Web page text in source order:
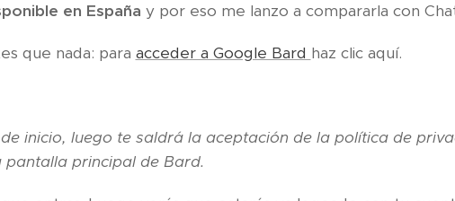
en España y por eso me lanzo a compararla con
que nada: para acceder a Google Bard haz clic aquí.
inicio, luego te saldrá la aceptación de la política de
principal de Bard.